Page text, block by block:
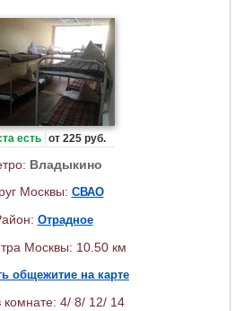
есть от 225 руб.
Владыкино
Москвы: СВАО
Отрадное
Москвы: 10.50 км
общежитие на карте
комнате: 4/ 8/ 12/ 14